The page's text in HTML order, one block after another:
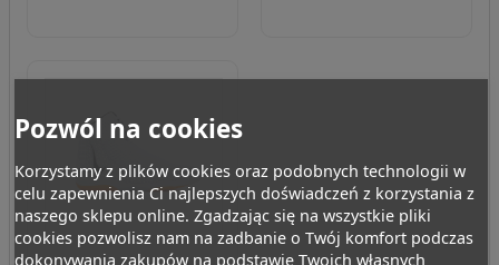
Pozwól na cookies
Korzystamy z plików cookies oraz podobnych technologii w
celu zapewnienia Ci najlepszych doświadczeń z korzystania z
naszego sklepu online. Zgadzając się na wszystkie pliki
cookies pozwolisz nam na zadbanie o Twój komfort podczas
dokonywania zakupów na podstawie Twoich własnych